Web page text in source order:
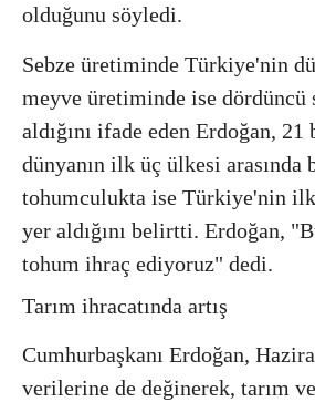
olduğunu söyledi.
Sebze üretiminde Türkiye'nin
meyve üretiminde ise dördüncü
aldığını ifade eden Erdoğan,
dünyanın ilk üç ülkesi arasında
tohumculukta ise Türkiye'nin ilk
yer aldığını belirtti. Erdoğan,
tohum ihraç ediyoruz" dedi.
Tarım ihracatında artış
Cumhurbaşkanı Erdoğan,
verilerine de değinerek, tarım